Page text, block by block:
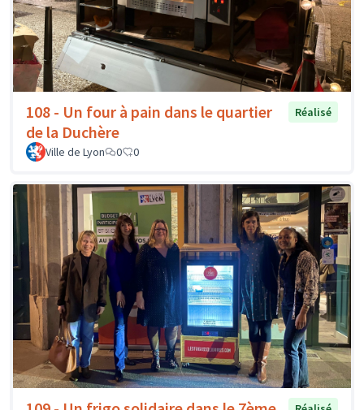
108 - Un four à pain dans le quartier
de la Duchère
Réalisé
Ville de Lyon 0 0